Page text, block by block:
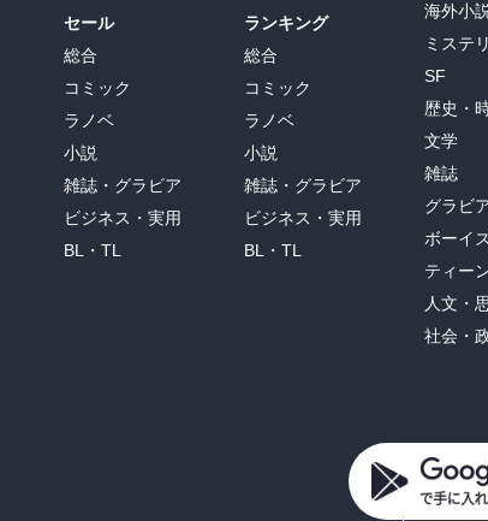
セール
総合
コミック
ラノベ
小説
雑誌・グラビア
ビジネス・実用
BL・TL
ランキング
総合
コミック
ラノベ
小説
雑誌・グラビア
ビジネス・実用
BL・TL
海外小
ミステ
SF
歴史・
文学
雑誌
グラビ
ボーイ
ティー
人文・
社会・